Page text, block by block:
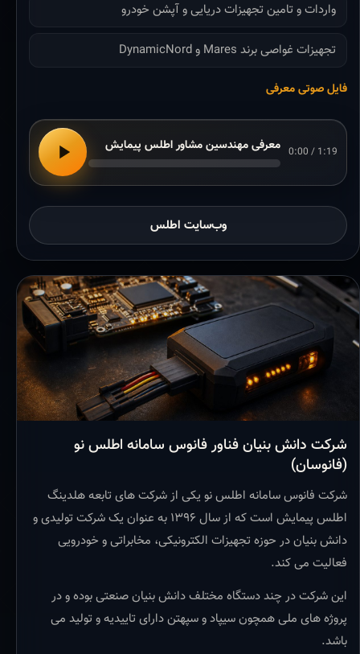
واردات و تامین تجهیزات دریایی و آپشن خودرو
تجهیزات غواصی برند Mares و DynamicNord
فایل صوتی معرفی
0:00 / 1:19 معرفی مهندسین مشاور اطلس پیمایش
وب‌سایت اطلس
شرکت دانش بنیان فناور فانوس سامانه اطلس نو
(فانوسان)
شرکت فانوس سامانه اطلس نو یکی از شرکت های تابعه هلدینگ
اطلس پیمایش است که از سال ۱۳۹۶ به عنوان یک شرکت تولیدی و
دانش بنیان در حوزه تجهیزات الکترونیکی، مخابراتی و خودرویی
فعالیت می کند.
این شرکت در چند دستگاه مختلف دانش بنیان صنعتی بوده و در
پروژه های ملی همچون سیپاد و سپهتن دارای تاییدیه و تولید می
باشد.